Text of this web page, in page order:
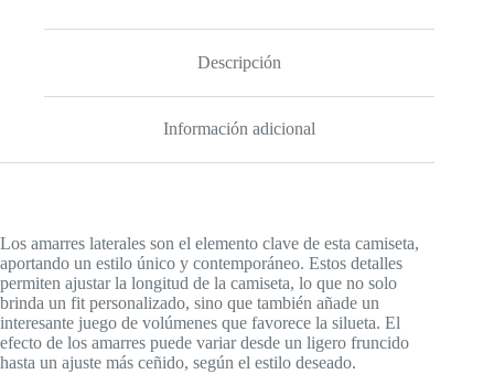
Descripción
Información adicional
Los amarres laterales son el elemento clave de esta camiseta,
aportando un estilo único y contemporáneo. Estos detalles
permiten ajustar la longitud de la camiseta, lo que no solo
brinda un fit personalizado, sino que también añade un
interesante juego de volúmenes que favorece la silueta. El
efecto de los amarres puede variar desde un ligero fruncido
hasta un ajuste más ceñido, según el estilo deseado.